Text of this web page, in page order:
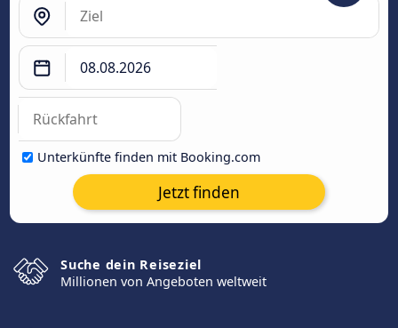
Unterkünfte finden mit Booking.com
Jetzt finden
Suche dein Reiseziel
Millionen von Angeboten weltweit